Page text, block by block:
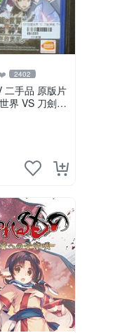
2402
二手品 原版片
界 VS 刀劍神
(遊戲都能回